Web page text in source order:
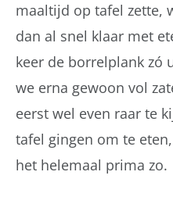
maaltijd op tafel zette,
dan al snel klaar met
keer de borrelplank zó
we erna gewoon vol
eerst wel even raar te
tafel gingen om te
het helemaal prima zo.